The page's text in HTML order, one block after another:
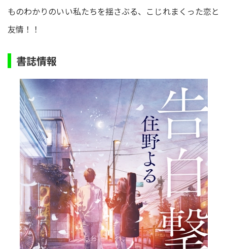
ものわかりのいい私たちを揺さぶる、こじれまくった恋と
友情！！
書誌情報